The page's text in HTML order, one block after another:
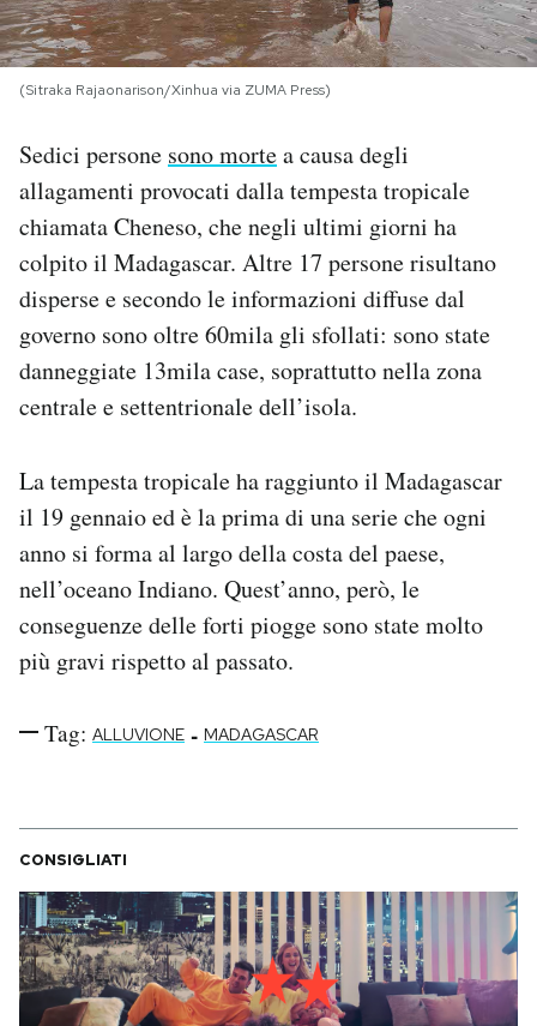
I MIEI PREFERITI
CALENDARIO
AREA PERSONALE
Area Personale
Newsletter
Notifiche mobile
Hai bisogno di aiuto?
(Sitraka Rajaonarison/Xinhua via ZUMA Press)
Sedici persone sono mortea causa degli
allagamenti provocati dalla tempesta tropicale
chiamata Cheneso, che negli ultimi giorni ha
colpito il Madagascar. Altre 17 persone risultano
disperse e secondo le informazioni diffuse dal
governo sono oltre 60mila gli sfollati: sono state
danneggiate 13mila case, soprattutto nella zona
centrale e settentrionale dell’isola.
La tempesta tropicale ha raggiunto il Madagascar
il 19 gennaio ed è la prima di una serie che ogni
anno si forma al largo della costa del paese,
nell’oceano Indiano. Quest’anno, però, le
conseguenze delle forti piogge sono state molto
più gravi rispetto al passato.
Tag: ALLUVIONE - MADAGASCAR
CONSIGLIATI